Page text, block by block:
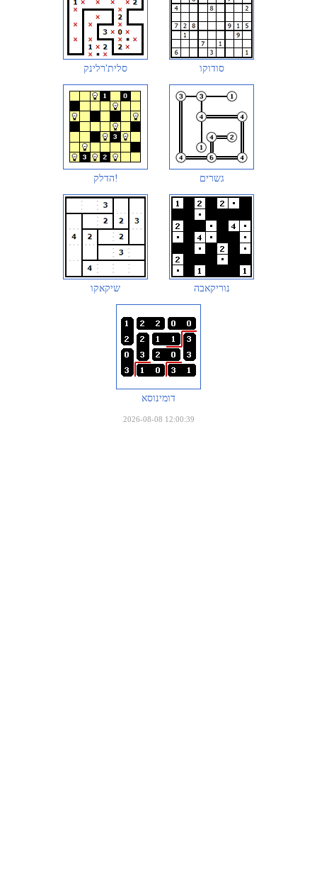
סלית'רלינק סודוקו
הדלק! גשרים
שיקאקו נוריקאבה
דומינוסא
2026-08-08 12:00:39